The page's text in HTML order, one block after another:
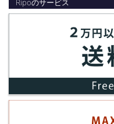
Ripoのサービス